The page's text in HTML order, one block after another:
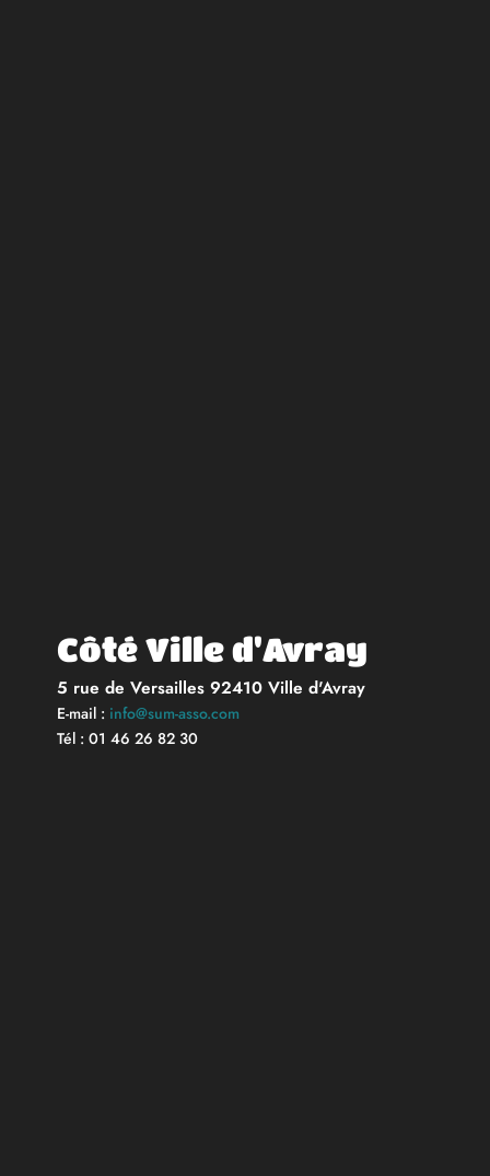
Côté Ville d'Avray
5 rue de Versailles 92410 Ville d'Avray
E-mail : info@sum-asso.com
Tél : 01 46 26 82 30